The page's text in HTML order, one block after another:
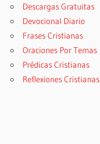
Descargas Gratuitas
Devocional Diario
Frases Cristianas
Oraciones Por Temas
Prédicas Cristianas
Reflexiones Cristianas